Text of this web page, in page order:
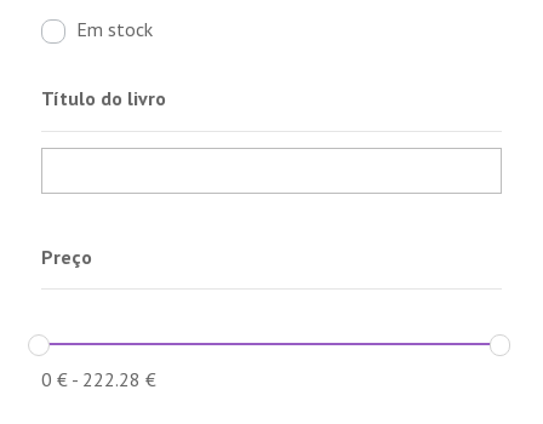
Em stock
Título do livro
Preço
0 €- 222.28 €